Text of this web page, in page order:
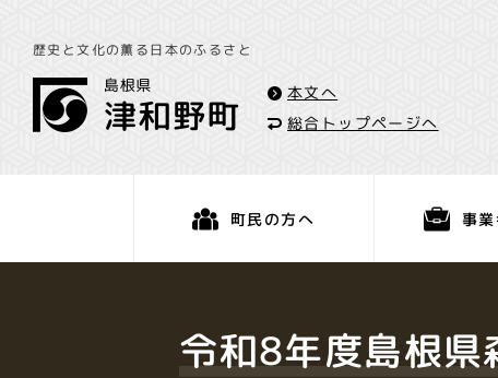
歴史と文化の薫る日本のふるさと
本文へ
総合トップページへ
町民の方へ 事
令和8年度島根